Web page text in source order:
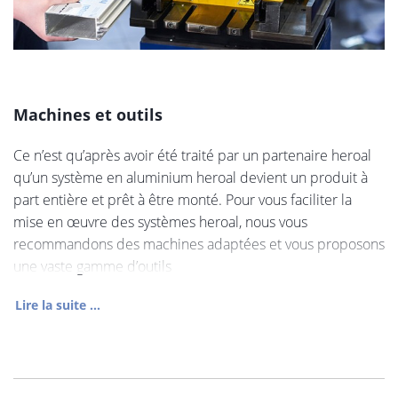
Machines et outils
Ce n’est qu’après avoir été traité par un partenaire heroal
qu’un système en aluminium heroal devient un produit à
part entière et prêt à être monté. Pour vous faciliter la
mise en œuvre des systèmes heroal, nous vous
recommandons des machines adaptées et vous proposons
une vaste gamme d’outils
Lire la suite ...